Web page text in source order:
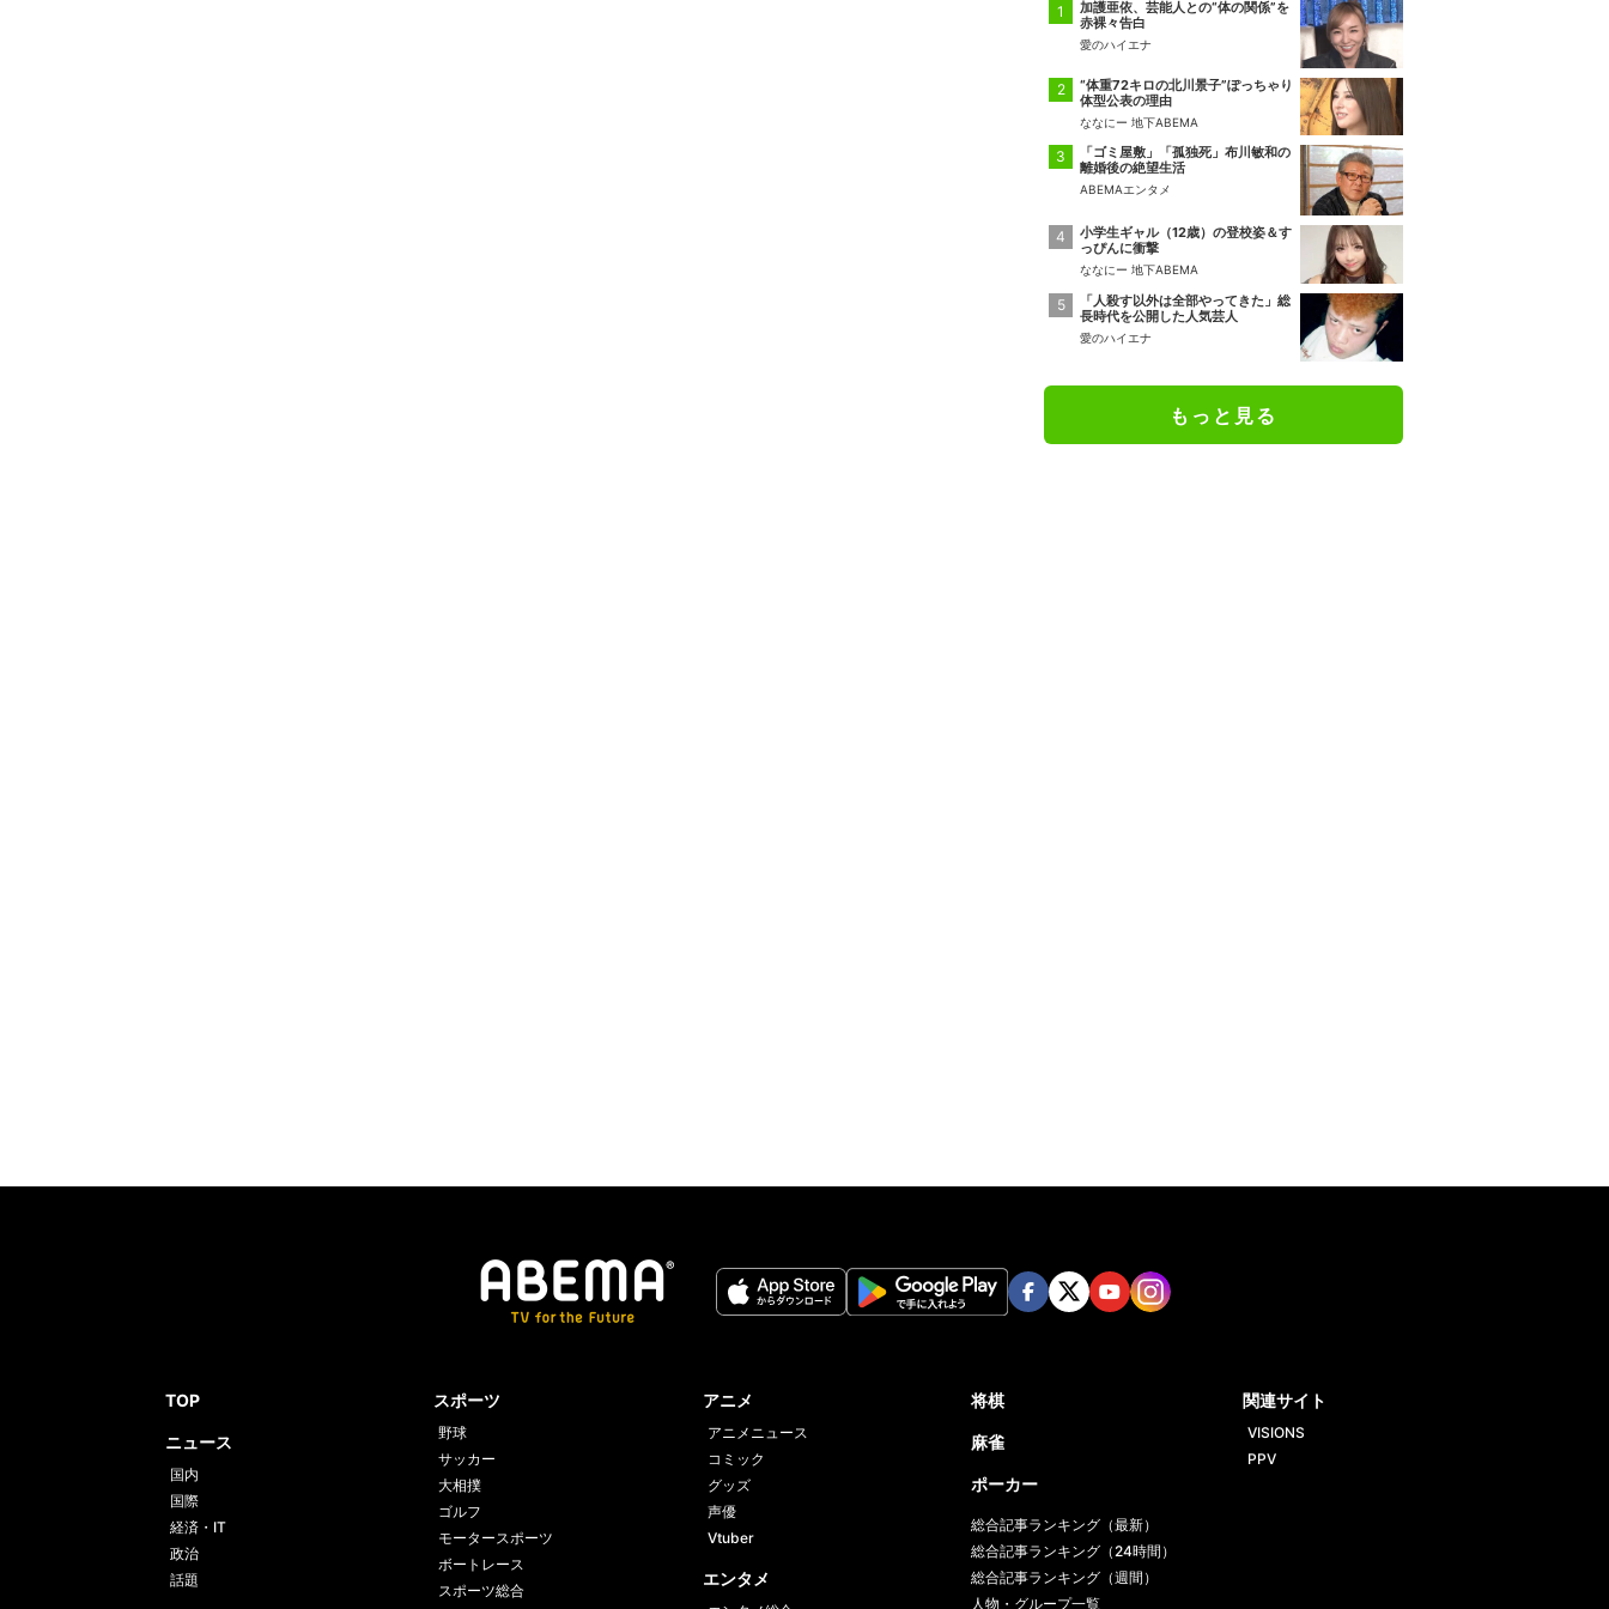
加護亜依、芸能人との“体の関係”を
赤裸々告白
愛のハイエナ
“体重72キロの北川景子”ぽっちゃり
体型公表の理由
ななにー 地下ABEMA
「ゴミ屋敷」「孤独死」布川敏和の
離婚後の絶望生活
ABEMAエンタメ
小学生ギャル（12歳）の登校姿＆す
っぴんに衝撃
ななにー 地下ABEMA
「人殺す以外は全部やってきた」総
長時代を公開した人気芸人
愛のハイエナ
もっと見る
TOP
ニュース
国内
国際
経済・IT
政治
話題
スポーツ
野球
サッカー
大相撲
ゴルフ
モータースポーツ
ボートレース
スポーツ総合
アニメ
アニメニュース
コミック
グッズ
声優
Vtuber
エンタメ
将棋
麻雀
ポーカー
総合記事ランキング（最新）
総合記事ランキング（24時間）
総合記事ランキング（週間）
人物・グループ一覧
関連サイト
VISIONS
PPV